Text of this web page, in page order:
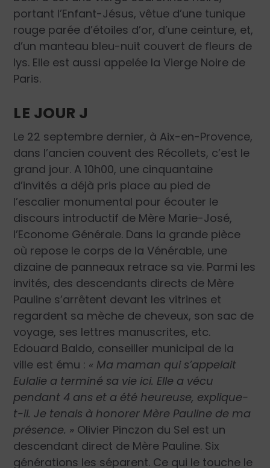
portant l’Enfant-Jésus, vêtue d’une tunique
rouge parée d’étoiles d’or, d’une ceinture, et,
d’un manteau bleu-nuit couvert de fleurs de
lys. Elle est aussi appelée la Vierge Noire de
Paris.
LE JOUR J
Le 22 septembre dernier, à Aix-en-Provence,
dans l’ancien couvent des Récollets, c’est le
grand jour. A 10h00, une cinquantaine
d’invités a déjà pris place au pied de
l’escalier monumental pour écouter le
discours introductif de Mère Marie-José,
l’Econome Générale. Dans la grande pièce
où repose le corps de la Vénérable, une
dizaine de panneaux retrace sa vie. Parmi les
invités, des descendants directs de Mère
Pauline s’arrêtent devant les vitrines et
regardent sa mèche de cheveux, son sac de
voyage, ses lettres manuscrites, etc.
Edouard Baldo, conseiller municipal de la
ville est ému : « Ma maman qui s’appelait
Eulalie a terminé sa vie ici. Elle a vécu
pendant 4 ans et a été heureuse, explique-
t-il. Je tenais à honorer Mère Pauline de ma
présence. » Olivier Pinczon du Sel est un
descendant direct de Mère Pauline. Six
générations les séparent. Ce qui le touche le